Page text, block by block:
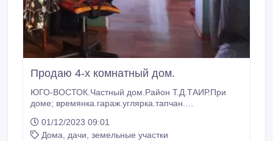
Продаю 4-х комнатный дом.
ЮГО-ВОСТОК.Частный дом.Район Т.Д.ТАИР.При
доме; времянка.гараж.углярка.тапчан.
отопление печное . Дом теплый, угля мало уходит.
15 минут ходьбы и рынок. Ипотеку не предлагать.
01/12/2023 09:01
Дома, дачи, земельные участки